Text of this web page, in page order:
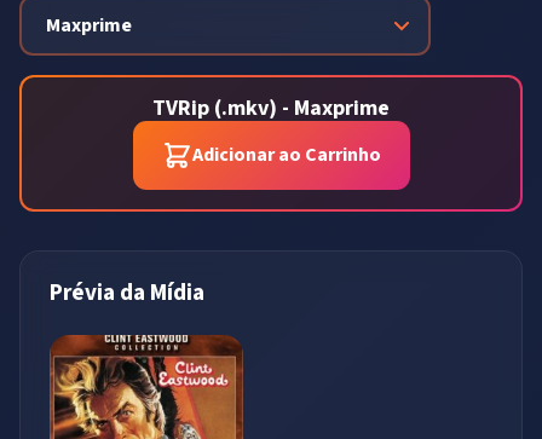
TVRip (.mkv) - Maxprime
Adicionar ao Carrinho
Prévia da Mídia